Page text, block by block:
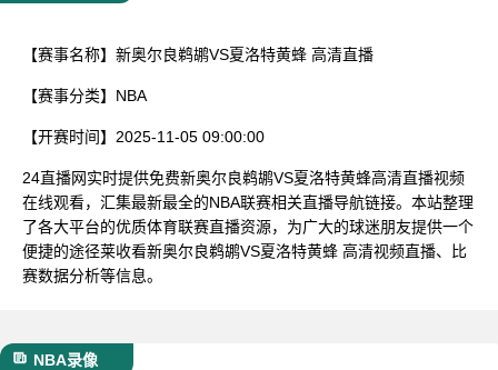
【赛事名称】 新奥尔良鹈鹕VS夏洛特黄蜂 高清直播
【赛事分类】 NBA
【开赛时间】 2025-11-05 09:00:00
24直播网实时提供免费新奥尔良鹈鹕VS夏洛特黄蜂高清直播视频
在线观看，汇集最新最全的NBA联赛相关直播导航链接。本站整理
了各大平台的优质体育联赛直播资源，为广大的球迷朋友提供一个
便捷的途径莱收看新奥尔良鹈鹕VS夏洛特黄蜂 高清视频直播、比
赛数据分析等信息。
NBA录像